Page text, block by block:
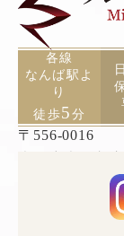
各線
なんば駅よ
り
徒歩5分
〒556-0016